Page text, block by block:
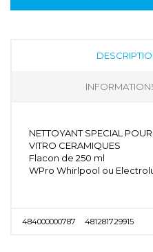
NETTOYANT SPECIAL
VITRO CERAMIQUES
Flacon de 250 ml
WPro Whirlpool ou
484000000787 481281729915